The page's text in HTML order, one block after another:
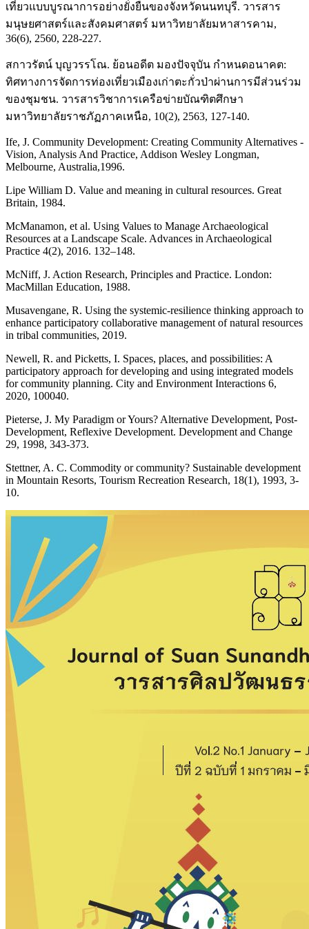
เที่ยวแบบบูรณาการอย่างยั่งยืนของจังหวัดนนทบุรี. วารสาร
มนุษยศาสตร์และสังคมศาสตร์ มหาวิทยาลัยมหาสารคาม,
36(6), 2560, 228-227.
สกาวรัตน์ บุญวรรโณ. ย้อนอดีต มองปัจจุบัน กำหนดอนาคต:
ทิศทางการจัดการท่องเที่ยวเมืองเก่าตะกั่วป่าผ่านการมีส่วนร่วม
ของชุมชน. วารสารวิชาการเครือข่ายบัณฑิตศึกษา
มหาวิทยาลัยราชภัฏภาคเหนือ, 10(2), 2563, 127-140.
Ife, J. Community Development: Creating Community Alternatives -
Vision, Analysis And Practice, Addison Wesley Longman,
Melbourne, Australia,1996.
Lipe William D. Value and meaning in cultural resources. Great
Britain, 1984.
McManamon, et al. Using Values to Manage Archaeological
Resources at a Landscape Scale. Advances in Archaeological
Practice 4(2), 2016. 132–148.
McNiff, J. Action Research, Principles and Practice. London:
MacMillan Education, 1988.
Musavengane, R. Using the systemic-resilience thinking approach to
enhance participatory collaborative management of natural resources
in tribal communities, 2019.
Newell, R. and Picketts, I. Spaces, places, and possibilities: A
participatory approach for developing and using integrated models
for community planning. City and Environment Interactions 6,
2020, 100040.
Pieterse, J. My Paradigm or Yours? Alternative Development, Post-
Development, Reflexive Development. Development and Change
29, 1998, 343-373.
Stettner, A. C. Commodity or community? Sustainable development
in Mountain Resorts, Tourism Recreation Research, 18(1), 1993, 3-
10.